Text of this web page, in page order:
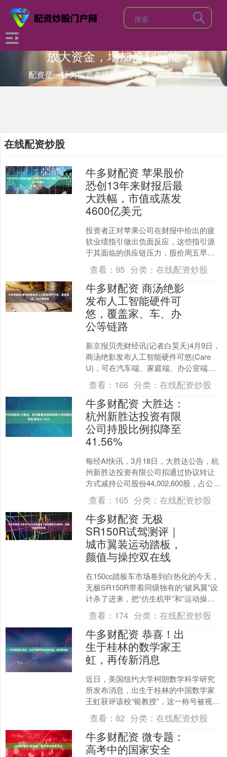
放大资金，增加盈利可能
配资是一种为投资者提供杠杆资金的金融服务！
在线配资炒股
牛多财配资 苹果股价
恐创13年来财报后最
大跌幅，市值或蒸发
4600亿美元
投资者正对苹果公司在财报中给出的疲
软业绩指引做出负面反应，这些指引源
于其面临的供应链压力，股价周五早盘
一度下跌9.3%。 苹果承认，高昂的内存
价格和供应链限制预....
查看：95 分类：在线配资炒股
牛多财配资 商汤绝影
发布人工智能硬件可
悠，覆盖家、车、办
公等链路
新京报贝壳财经讯(记者白昊天)4月9日，
商汤绝影发布人工智能硬件可悠(Care
U)，可在汽车端、家庭端、办公室端布
局并实现联通。商汤绝影首席技术官肖
枫介绍，这....
查看： 166 分类： 在线配资炒股
牛多财配资 大胜达：
杭州新胜达投资有限
公司持股比例拟降至
41.56%
每经AI快讯，3月18日，大胜达公告，杭
州新胜达投资有限公司拟通过协议转让
方式减持公司股份44,002,600股，占公司
总股本的8.00%；本次权益变动前，其
持....
查看： 165 分类： 在线配资炒股
牛多财配资 无极
SR150R试驾测评｜
城市翼装运动踏板，
颜值与操控双在线
在150cc踏板车市场卷到白热化的今天，
无极SR150R带着同级独有的“破风翼”设
计杀了进来，把“仿生机甲”和“运动操
控”玩出了新高度。 新车诚意指导价
1098....
查看： 174 分类： 在线配资炒股
牛多财配资 恭喜！出
生于桂林的数学家王
虹，再传新消息
近日，美国纽约大学柯朗数学科学研究
所发布消息，出生于桂林的中国数学家
王虹获评该校“银教授”，这一称号被视为
纽约大学最高荣誉之一。 2025年6月，王
虹因在北京大....
查看：82 分类：在线配资炒股
牛多财配资 微专题：
高考中的国家安全